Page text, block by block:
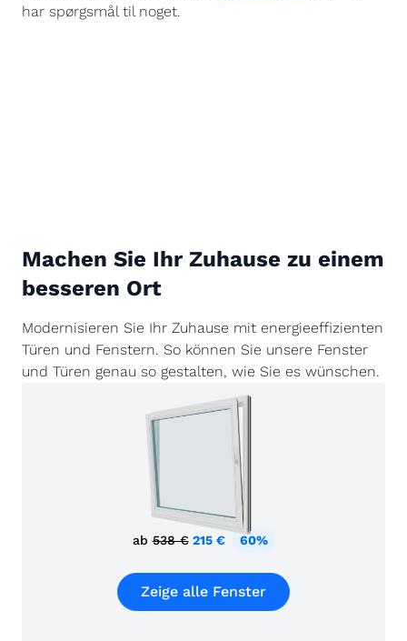
har spørgsmål til noget.
Machen Sie Ihr Zuhause zu einem
besseren Ort
Modernisieren Sie Ihr Zuhause mit energieeffizienten
Türen und Fenstern. So können Sie unsere Fenster
und Türen genau so gestalten, wie Sie es wünschen.
ab 538 € 215 € 60%
Zeige alle Fenster